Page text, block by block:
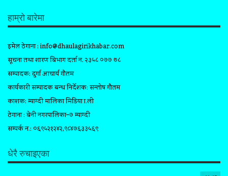
हाम्रो बारेमा
इमेल ठेगाना :info@dhaulagirikhabar.com
सूचना तथा प्रशारण बिभाग दर्ता न. २३५८ ०७७ ७८
सम्पादक: दुर्गा आचार्य गौतम
कार्यकारी सम्पादक प्रबन्ध निर्देशक: सन्तोष गौतम
प्रकाशक: म्याग्दी मालिका मिडिया प्रा.ली
ठेगाना : बेनी नगरपालिका–७ म्याग्दी
सम्पर्क न.: ०६९५२१२४२,९८४७६३३५६९
धेरै रुचाइएका